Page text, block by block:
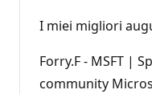
I miei migliori
Forry.F - MSFT |
community